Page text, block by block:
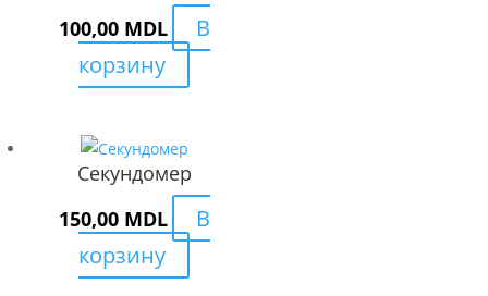
100,00 MDL
В
корзину
Секундомер
150,00 MDL
В
корзину